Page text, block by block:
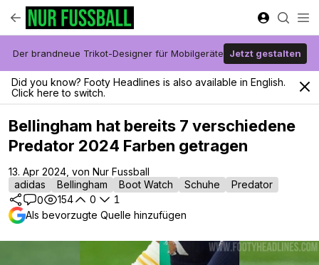
Der brandneue Trikot-Designer für Mobilgeräte Jetzt gestalten
Did you know? Footy Headlines is also available in English.
Click here to switch.
Bellingham hat bereits 7 verschiedene
Predator 2024 Farben getragen
13. Apr 2024, von Nur Fussball
adidas
Bellingham Boot Watch Schuhe
Predator
0
154 0
1
Als bevorzugte Quelle hinzufügen